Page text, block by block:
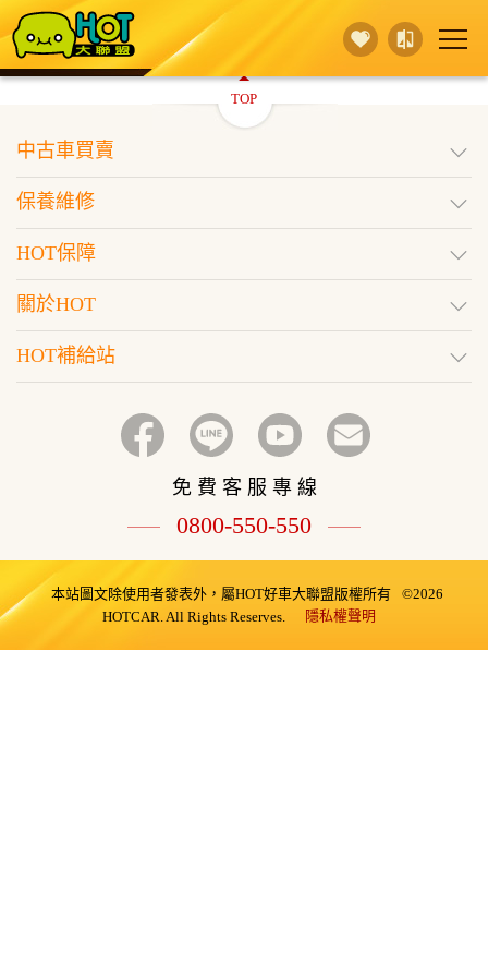
賣 車
行銷活動 據點查詢 HOT保障
TOP
中古車買賣
保養維修
HOT保障
關於HOT
HOT補給站
免 費 客 服 專 線
0800-550-550
本站圖文除使用者發表外，屬HOT好車大聯盟版權所有
©2026
HOTCAR. All Rights Reserves.
隱私權聲明